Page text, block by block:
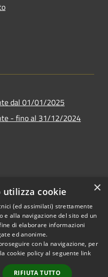
dal 01/01/2025
- fino al 31/12/2024
sito
Copyright © 2026 • Comune di
Rubiera • Powered by
Municipium•
Accesso
×
utilizza cookie
(ed assimilati) strettamente
e alla navigazione del sito ed un
di elaborare informazioni
ed anonime.
con la navigazione, per
cookie policy al seguente link
RIFIUTA TUTTO